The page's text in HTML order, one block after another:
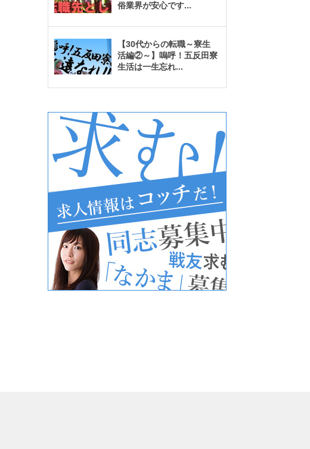
俗業界が安心です...
【30代からの転職～寮生
活編②～】嗚呼！五反田寮
生活は一生忘れ...